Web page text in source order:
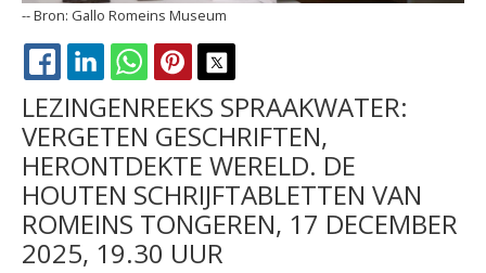
- Gallo Romeins Museum
FACEBOOK
LINKEDINWHATSAPPPINTEREST
LEZINGENREEKS SPRAAKWATER:
VERGETEN GESCHRIFTEN,
HERONTDEKTE WERELD. DE
HOUTEN SCHRIJFTABLETTEN VAN
ROMEINS TONGEREN, 17 DECEMBER
2025, 19.30 UUR